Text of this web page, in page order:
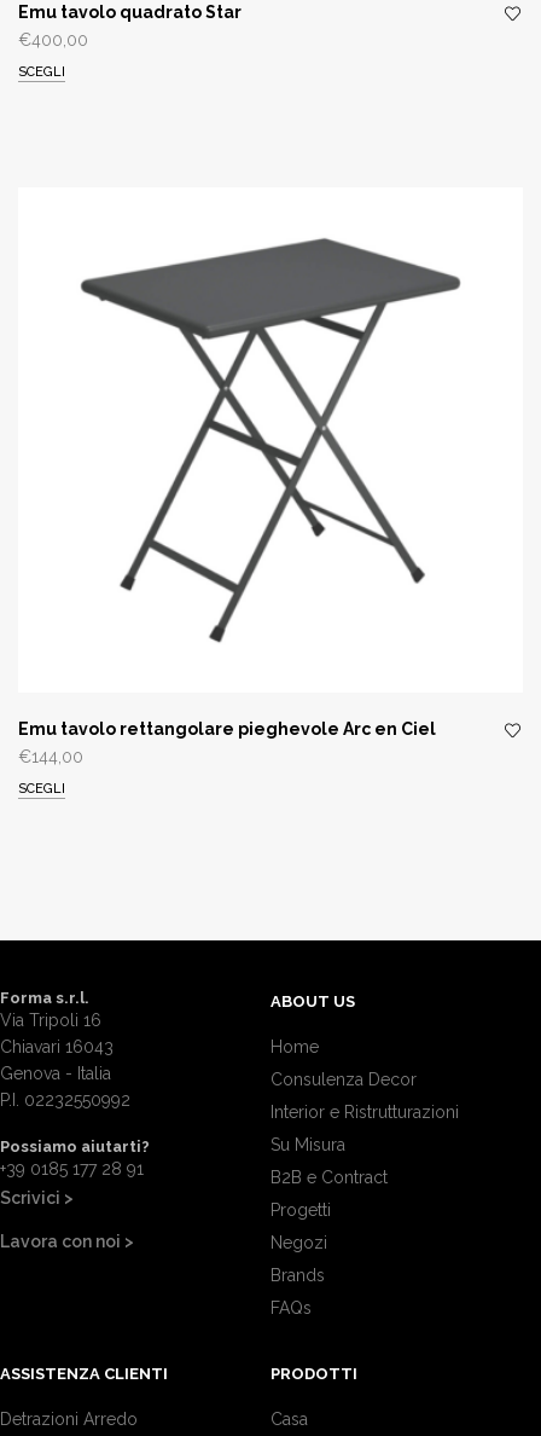
Emu tavolo quadrato Star
€400,00
SCEGLI
Emu tavolo rettangolare pieghevole Arc en Ciel
€144,00
SCEGLI
Forma s.r.l.
Via Tripoli 16
Chiavari 16043
Genova - Italia
P.I. 02232550992
Possiamo aiutarti?
+39 0185 177 28 91
Scrivici >
Lavora con noi >
ABOUT US
Home
Consulenza Decor
Interior e Ristrutturazioni
Su Misura
B2B e Contract
Progetti
Negozi
Brands
FAQs
ASSISTENZA CLIENTI
Detrazioni Arredo
PRODOTTI
Casa